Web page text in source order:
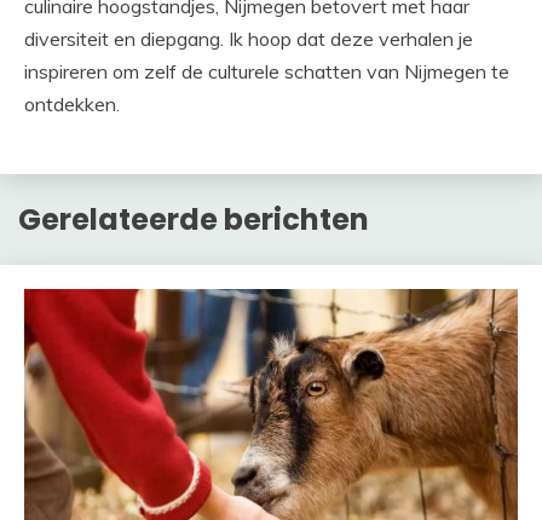
culinaire hoogstandjes, Nijmegen betovert met haar
diversiteit en diepgang. Ik hoop dat deze verhalen je
inspireren om zelf de culturele schatten van Nijmegen te
ontdekken.
Gerelateerde berichten